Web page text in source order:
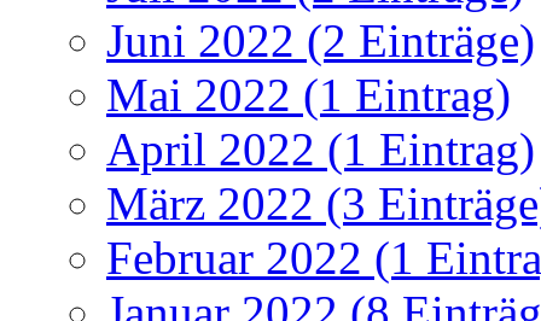
Juni 2022 (2 Einträge)
Mai 2022 (1 Eintrag)
April 2022 (1 Eintrag)
März 2022 (3
Februar 2022 (1